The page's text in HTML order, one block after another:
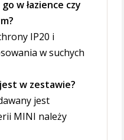
w łazience czy
IP20 i
w suchych
w zestawie?
jest
MINI należy